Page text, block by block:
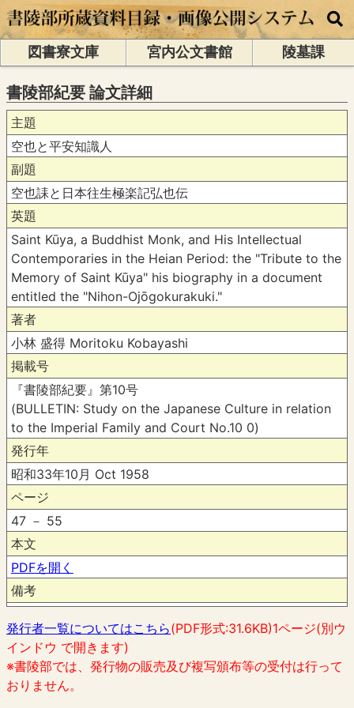
図書寮文庫 宮内公文書館 陵墓課
書陵部紀要 論文詳細
主題
空也と平安知識人
副題
空也誄と日本往生極楽記弘也伝
英題
Saint Kūya, a Buddhist Monk, and His Intellectual
Contemporaries in the Heian Period: the "Tribute to the
Memory of Saint Kūya" his biography in a document
entitled the "Nihon-Ojōgokurakuki."
著者
小林 盛得 Moritoku Kobayashi
掲載号
『書陵部紀要』第10号
(BULLETIN: Study on the Japanese Culture in relation
to the Imperial Family and Court No.10 0)
発行年
昭和33年10月 Oct 1958
ページ
47 － 55
本文
PDFを開く
備考
発行者一覧についてはこちら(PDF形式:31.6KB)1ページ(別ウ
インドウ で開きます)
※書陵部では、発行物の販売及び複写頒布等の受付は行って
おりません。